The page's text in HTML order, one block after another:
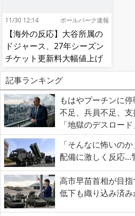
11/30 12:14 ボールパーク速報
【海外の反応】大谷所属の
ドジャース、27年シーズン
チケット更新料大幅値上げ
【MLB】
記事ランキング
もはやプーチンに
不足、兵員不足、
「地獄のデスロード
「そんなに怖いの
配備に激しく反応…
高市早苗首相が目
低下も織り込み済み